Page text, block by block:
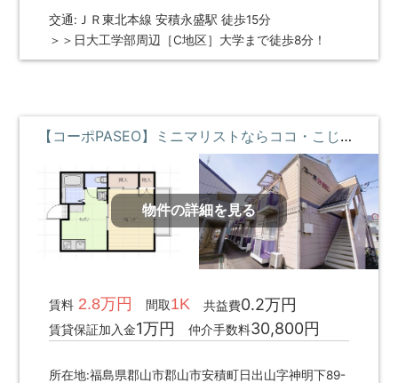
交通:ＪＲ東北本線 安積永盛駅 徒歩15分
＞＞日大工学部周辺［C地区］大学まで徒歩8分！
【コーポPASEO】ミニマリストならココ・こじんまりと暮らしたい・コンビニ近くて便利 **即入居募集中**
物件の詳細を見る
賃料2.8万円 間取1K 共益費0.2万円
賃貸保証加入金1万円 仲介手数料30,800円
所在地:福島県郡山市郡山市安積町日出山字神明下89-